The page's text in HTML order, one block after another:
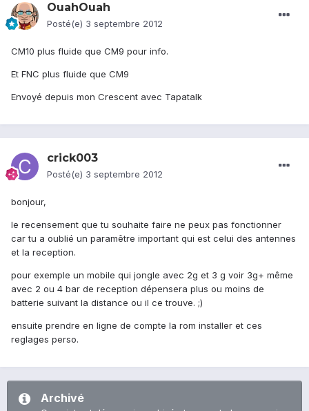
OuahOuah
Posté(e) 3 septembre 2012
CM10 plus fluide que CM9 pour info.
Et FNC plus fluide que CM9
Envoyé depuis mon Crescent avec Tapatalk
crick003
Posté(e) 3 septembre 2012
bonjour,
le recensement que tu souhaite faire ne peux pas fonctionner
car tu a oublié un paramêtre important qui est celui des antennes
et la reception.
pour exemple un mobile qui jongle avec 2g et 3 g voir 3g+ même
avec 2 ou 4 bar de reception dépensera plus ou moins de
batterie suivant la distance ou il ce trouve. ;)
ensuite prendre en ligne de compte la rom installer et ces
reglages perso.
Archivé